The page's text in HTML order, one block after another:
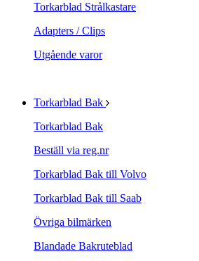
Torkarblad Strålkastare
Adapters / Clips
Utgående varor
Torkarblad Bak
Torkarblad Bak
Beställ via reg.nr
Torkarblad Bak till Volvo
Torkarblad Bak till Saab
Övriga bilmärken
Blandade Bakruteblad